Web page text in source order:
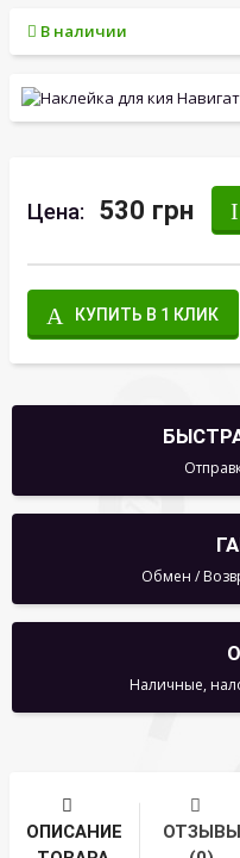
В наличии
Цена: 530 грн
КУПИТЬ В 1 КЛИК
Обмен /
Наличные,
ОПИСАНИЕ
ОТЗЫВЫ